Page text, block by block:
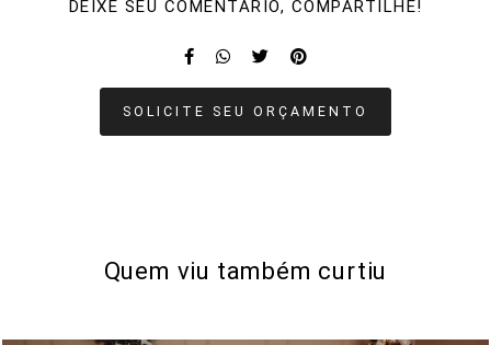
DEIXE SEU COMENTÁRIO, COMPARTILHE!
SOLICITE SEU ORÇAMENTO
Quem viu também curtiu